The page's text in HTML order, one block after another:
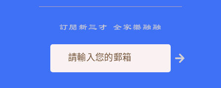
訂閱新三才 全家樂融融